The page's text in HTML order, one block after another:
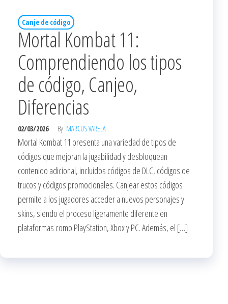
Canje de código
Mortal Kombat 11:
Comprendiendo los tipos
de código, Canjeo,
Diferencias
02/03/2026 By MARCUS VARELA
Mortal Kombat 11 presenta una variedad de tipos de
códigos que mejoran la jugabilidad y desbloquean
contenido adicional, incluidos códigos de DLC, códigos de
trucos y códigos promocionales. Canjear estos códigos
permite a los jugadores acceder a nuevos personajes y
skins, siendo el proceso ligeramente diferente en
plataformas como PlayStation, Xbox y PC. Además, el […]